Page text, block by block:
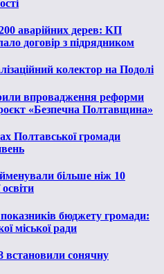
аварійних дерев: КП
договір з підрядником
колектор на Подолі
впровадження реформи
«Безпечна Полтавщина»
Полтавської громади
більше ніж 10
освіти
бюджету громади:
міської ради
сонячну